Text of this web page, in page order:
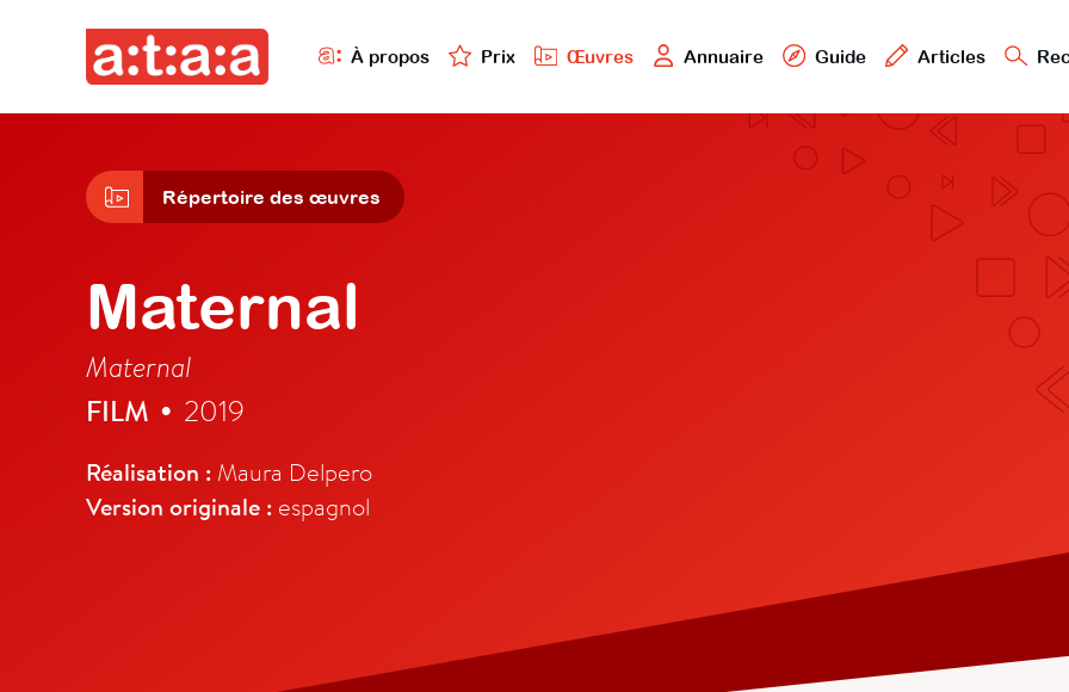
À propos Prix Œuvres Annuaire Guide Articles
Répertoire des œuvres
Maternal
Maternal
FILM • 2019
Réalisation : Maura Delpero
Version originale : espagnol